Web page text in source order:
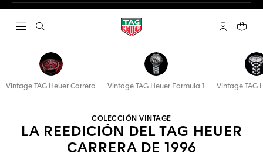
Abrir el menú de búsqueda Cuenta Mi
Su
Vintage TAG Heuer Carrera Vintage TAG Heuer Formula 1 Vintage TAG
COLECCIÓN VINTAGE
LA REEDICIÓN DEL TAG HEUER
CARRERA DE 1996